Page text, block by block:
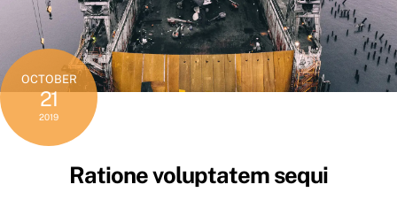
OCTOBER
21
2019
Ratione voluptatem sequi